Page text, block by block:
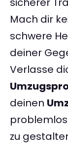
Mach dir
schwere
deiner
Verlasse
deinen
zu